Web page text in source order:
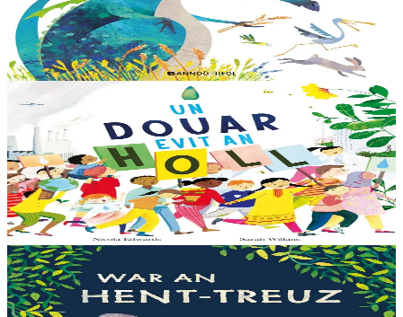
Dreistordinal eo ti nevez Eflammez. Bleunioù zo, geot flour hag
amezeien plijus-tre. Sur eo ?... - N’out ket evit chom amañ ! a huch
al loened all dezhi. Ha...
Er stok13,00 €
Bannoù-heol
Un douar evit an holl
Bras-divent eo hor planedenn ha kaer-meurbet ivez, met ezhomm he
deus ouzhin hag ouzhit. Reiñ da gompren gwelloc’h efedoù Mab-
den war hor planedenn a ra al levr kaer-mañ....
Er stok13,00 €
3 bloaz hag ouzhpenn
Bannoù-heol
War an hent-treuz